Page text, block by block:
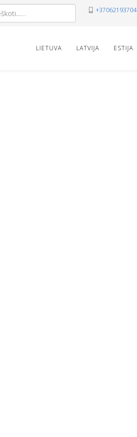
+37062193704
LIETUVA LATVIJA ESTIJA